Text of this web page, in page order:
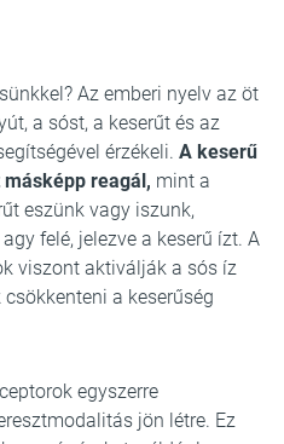
Az emberi nyelv az öt
a sóst, a keserűt és az
érzékeli. A keserű
reagál, mint a
eszünk vagy iszunk,
felé, jelezve a keserű ízt. A
viszont aktiválják a sós íz
a keserűség
egyszerre
jön létre. Ez